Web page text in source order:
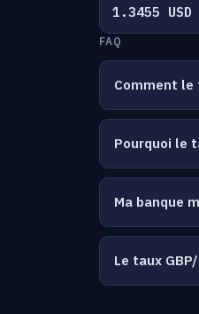
1.3455 USD
FAQ
Comment le
Pourquoi le
Ma banque
Le taux